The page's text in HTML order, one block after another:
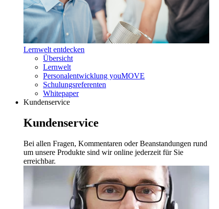
Lernwelt entdecken
Übersicht
Lernwelt
Personalentwicklung youMOVE
Schulungsreferenten
Whitepaper
Kundenservice
Kundenservice
Bei allen Fragen, Kommentaren oder Beanstandungen rund
um unsere Produkte sind wir online jederzeit für Sie
erreichbar.